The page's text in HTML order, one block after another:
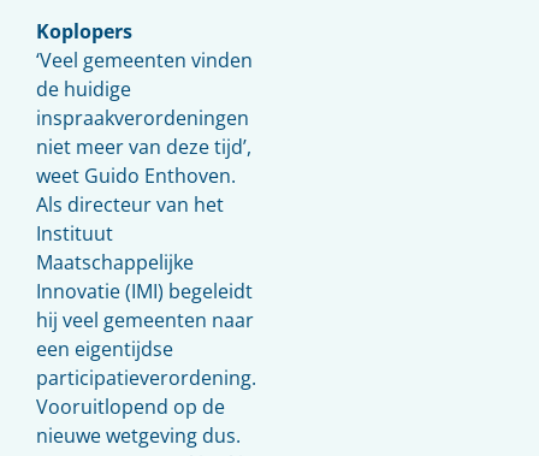
Koplopers
‘Veel gemeenten vinden
de huidige
inspraakverordeningen
niet meer van deze tijd’,
weet Guido Enthoven.
Als directeur van het
Instituut
Maatschappelijke
Innovatie (IMI) begeleidt
hij veel gemeenten naar
een eigentijdse
participatieverordening.
Vooruitlopend op de
nieuwe wetgeving dus.